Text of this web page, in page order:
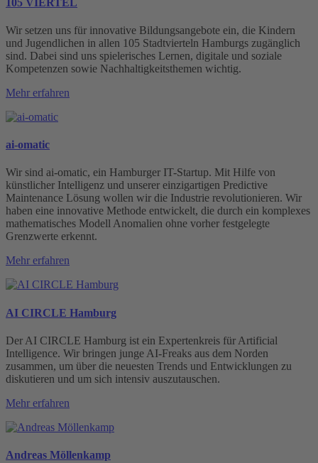
Wir setzen uns für innovative Bildungsangebote ein, die Kindern
und Jugendlichen in allen 105 Stadtvierteln Hamburgs zugänglich
sind. Dabei sind uns spielerisches Lernen, digitale und soziale
Kompetenzen sowie Nachhaltigkeitsthemen wichtig.
Mehr erfahren
ai-omatic
Wir sind ai-omatic, ein Hamburger IT-Startup. Mit Hilfe von
künstlicher Intelligenz und unserer einzigartigen Predictive
Maintenance Lösung wollen wir die Industrie revolutionieren. Wir
haben eine innovative Methode entwickelt, die durch ein komplexes
mathematisches Modell Anomalien ohne vorher festgelegte
Grenzwerte erkennt.
Mehr erfahren
AI CIRCLE Hamburg
Der AI CIRCLE Hamburg ist ein Expertenkreis für Artificial
Intelligence. Wir bringen junge AI-Freaks aus dem Norden
zusammen, um über die neuesten Trends und Entwicklungen zu
diskutieren und um sich intensiv auszutauschen.
Mehr erfahren
Andreas Möllenkamp